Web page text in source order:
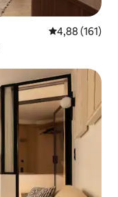
Gemiddelde
4,88 (161)